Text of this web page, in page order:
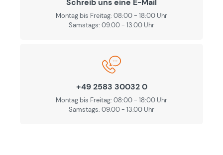
Schreib uns eine E-Mail
Montag bis Freitag: 08:00 - 18:00 Uhr
Samstags: 09.00 - 13.00 Uhr
+49 2583 30032 0
Montag bis Freitag: 08:00 - 18:00 Uhr
Samstags: 09.00 - 13.00 Uhr